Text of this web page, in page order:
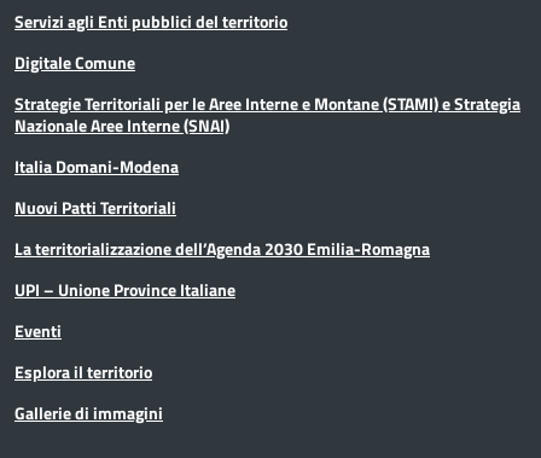
Servizi agli Enti pubblici del territorio
Digitale Comune
Strategie Territoriali per le Aree Interne e Montane (STAMI) e Strategia
Nazionale Aree Interne (SNAI)
Italia Domani-Modena
Nuovi Patti Territoriali
La territorializzazione dell’Agenda 2030 Emilia-Romagna
UPI – Unione Province Italiane
Eventi
Esplora il territorio
Gallerie di immagini